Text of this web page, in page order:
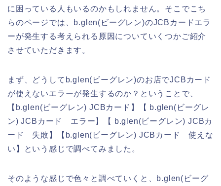
に困っている人もいるのかもしれません。そこでこち
らのページでは、b.glen(ビーグレン)のJCBカードエラ
ーが発生する考えられる原因についていくつかご紹介
させていただきます。
まず、どうしてb.glen(ビーグレン)のお店でJCBカード
が使えないエラーが発生するのか？ということで、
【b.glen(ビーグレン) JCBカード】【 b.glen(ビーグレ
ン) JCBカード エラー】【 b.glen(ビーグレン) JCBカ
ード 失敗】【b.glen(ビーグレン) JCBカード 使えな
い】という感じで調べてみました。
そのような感じで色々と調べていくと、b.glen(ビーグ